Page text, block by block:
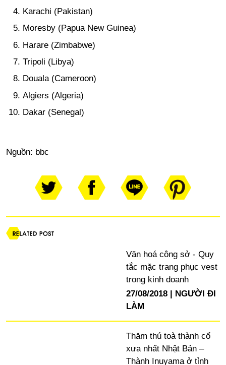
Karachi (Pakistan)
Moresby (Papua New Guinea)
Harare (Zimbabwe)
Tripoli (Libya)
Douala (Cameroon)
Algiers (Algeria)
Dakar (Senegal)
Nguồn: bbc
Văn hoá công sở - Quy
tắc mặc trang phục vest
trong kinh doanh
27/08/2018
NGƯỜI ĐI
LÀM
Thăm thú toà thành cổ
xưa nhất Nhật Bản –
Thành Inuyama ở tỉnh